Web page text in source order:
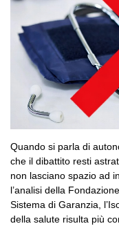
Quando si parla di
che il dibattito resti
non lasciano spazio ad
l’analisi della
Sistema di Garanzia,
della salute risulta più